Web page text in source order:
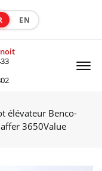
EN
élévateur Benco-
3650Value